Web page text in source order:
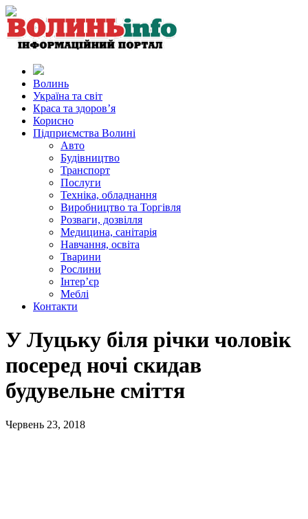
Волинь
Україна та світ
Краса та здоров’я
Корисно
Підприємства Волині
Авто
Будівництво
Транспорт
Послуги
Техніка, обладнання
Виробництво та Торгівля
Розваги, дозвілля
Медицина, санітарія
Навчання, освіта
Тварини
Рослини
Інтер’єр
Меблі
Контакти
У Луцьку біля річки чоловік
посеред ночі скидав
будувельне сміття
Червень 23, 2018